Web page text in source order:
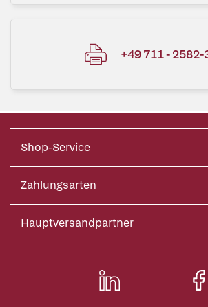
+49 711 - 2582-
Shop-Service
Zahlungsarten
Hauptversandpartner